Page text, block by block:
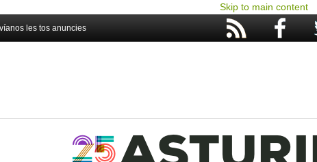
Skip to main content
les tos anuncies